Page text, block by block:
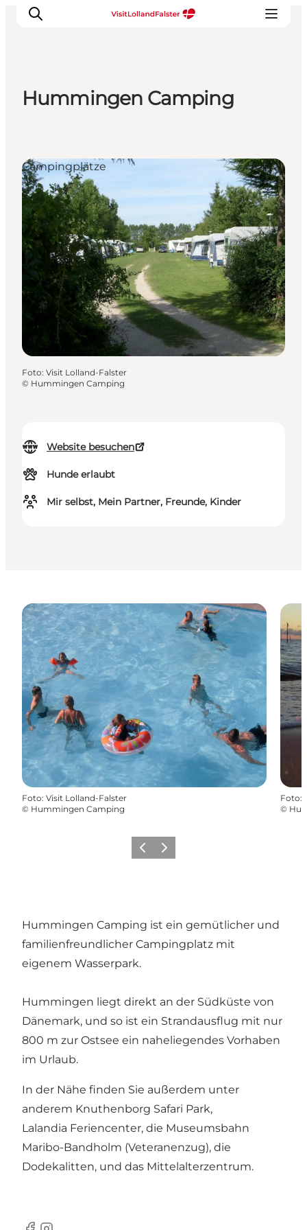
Kultur
Gastronomie
Urlaubsplaner
Hummingen Camping
Website besuchen
Hunde erlaubt
Mir selbst, Mein Partner, Freunde, Kinder
Campingplätze
Foto: Visit Lolland-Falster
© Hummingen Camping
Foto: Visit Lolland-Falster
© Hummingen Camping
Foto:
©
ZurückWeiter
Hummingen Camping ist ein gemütlicher und
familienfreundlicher Campingplatz mit
eigenem Wasserpark.
Hummingen liegt direkt an der Südküste von
Dänemark, und so ist ein Strandausflug mit nur
800 m zur Ostsee ein naheliegendes Vorhaben
im Urlaub.
In der Nähe finden Sie außerdem unter
anderem Knuthenborg Safari Park,
Lalandia Feriencenter, die Museumsbahn
Maribo-Bandholm (Veteranenzug), die
Dodekalitten, und das Mittelalterzentrum.